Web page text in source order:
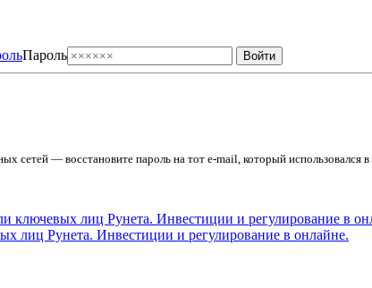
Пароль
сетей — восстановите пароль на тот e-mail, который использовался
лиц Рунета. Инвестиции и регулирование в онлайне.